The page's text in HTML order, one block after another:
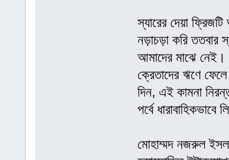
স্যারের দেয়া
নড়াচড়া করি ততবার
আমাদের মাঝে
ক্রেতাদের ঋণে
দিন, এই কামনা
পর্বে
মোহাম্মদ নজরুল